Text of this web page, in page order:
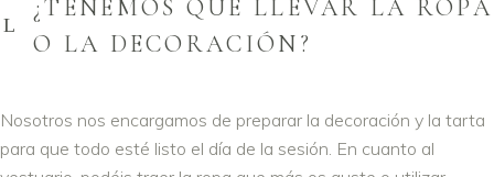
¿TENEMOS QUE LLEVAR LA ROPA
O LA DECORACIÓN?
Nosotros nos encargamos de preparar la decoración y la tarta
para que todo esté listo el día de la sesión. En cuanto al